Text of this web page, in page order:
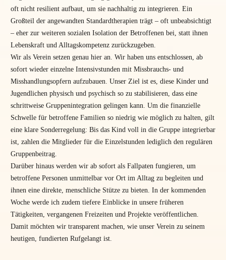
oft nicht resilient aufbaut, um sie nachhaltig zu integrieren. Ein
Großteil der angewandten Standardtherapien trägt – oft unbeabsichtigt
– eher zur weiteren sozialen Isolation der Betroffenen bei, statt ihnen
Lebenskraft und Alltagskompetenz zurückzugeben.
Wir als Verein setzen genau hier an. Wir haben uns entschlossen, ab
sofort wieder einzelne Intensivstunden mit Missbrauchs- und
Misshandlungsopfern aufzubauen. Unser Ziel ist es, diese Kinder und
Jugendlichen physisch und psychisch so zu stabilisieren, dass eine
schrittweise Gruppenintegration gelingen kann. Um die finanzielle
Schwelle für betroffene Familien so niedrig wie möglich zu halten, gilt
eine klare Sonderregelung: Bis das Kind voll in die Gruppe integrierbar
ist, zahlen die Mitglieder für die Einzelstunden lediglich den regulären
Gruppenbeitrag.
Darüber hinaus werden wir ab sofort als Fallpaten fungieren, um
betroffene Personen unmittelbar vor Ort im Alltag zu begleiten und
ihnen eine direkte, menschliche Stütze zu bieten. In der kommenden
Woche werde ich zudem tiefere Einblicke in unsere früheren
Tätigkeiten, vergangenen Freizeiten und Projekte veröffentlichen.
Damit möchten wir transparent machen, wie unser Verein zu seinem
heutigen, fundierten Rufgelangt ist.